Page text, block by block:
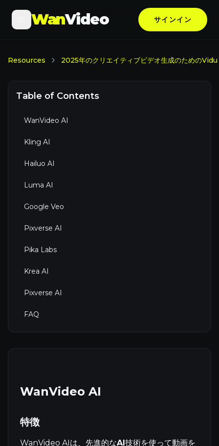
WanVideo サインイン
Resources 2025年のクリエイティブビデオ生成のための
Table of Contents
WanVideo AI
Kling AI
Hailuo AI
Luma AI
Google Veo
Pixverse AI
Pika Labs
Krea AI
Pixverse AI
FAQ
WanVideo AI
特徴
WanVideo AIは、先進的なAI技術を使って動画を